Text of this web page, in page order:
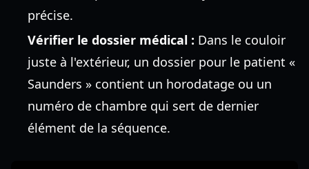
précise.
Vérifier le dossier médical : Dans le couloir
juste à l'extérieur, un dossier pour le patient «
Saunders » contient un horodatage ou un
numéro de chambre qui sert de dernier
élément de la séquence.